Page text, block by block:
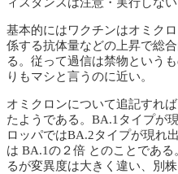
基本的にはワクチンはオミク
係する抗体量などの上昇で総
る。従って過信は禁物という
りもマシと言うのに近い。
オミクロンについて追記すれ
たようである。BA.1タイプが
ロッパではBA.2タイプが現れ
は BA.1の２倍 とのことであ
るが変異度は大きく違い、別